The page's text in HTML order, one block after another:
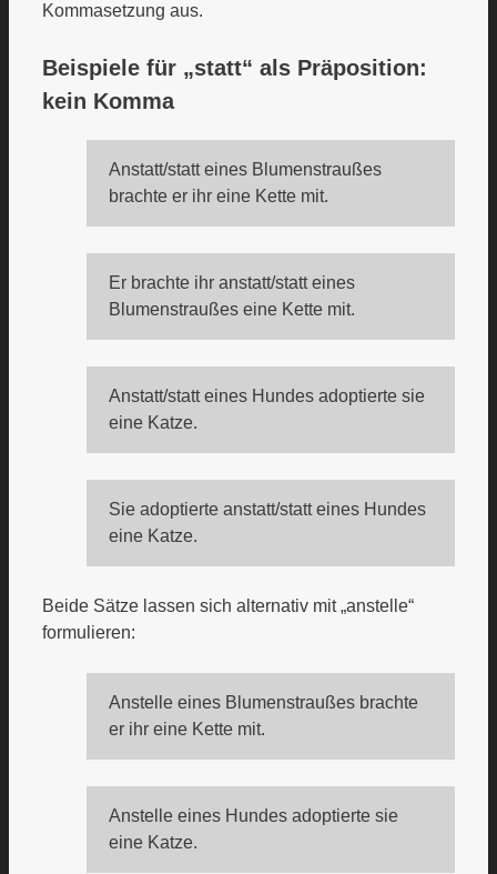
Kommasetzung aus.
Beispiele für „statt“ als Präposition:
kein Komma
Anstatt/statt eines Blumenstraußes
brachte er ihr eine Kette mit.
Er brachte ihr anstatt/statt eines
Blumenstraußes eine Kette mit.
Anstatt/statt eines Hundes adoptierte sie
eine Katze.
Sie adoptierte anstatt/statt eines Hundes
eine Katze.
Beide Sätze lassen sich alternativ mit „anstelle“
formulieren:
Anstelle eines Blumenstraußes brachte
er ihr eine Kette mit.
Anstelle eines Hundes adoptierte sie
eine Katze.